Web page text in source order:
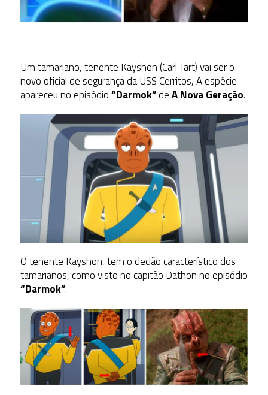
Um tamariano, tenente Kayshon (Carl Tart) vai ser o
novo oficial de segurança da USS Cerritos, A espécie
apareceu no episódio“Darmok”deA Nova Geração.
O tenente Kayshon, tem o dedão característico dos
tamarianos, como visto no capitão Dathon no episódio
“Darmok”.